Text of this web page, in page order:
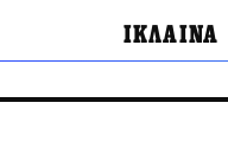
ΙΚΛΑΙΝΑ